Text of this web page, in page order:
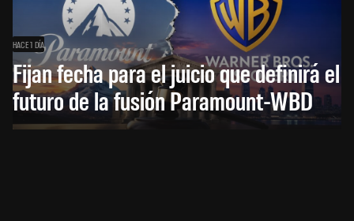
HACE 1 DÍA
Fijan fecha para el juicio que definirá el
futuro de la fusión Paramount-WBD